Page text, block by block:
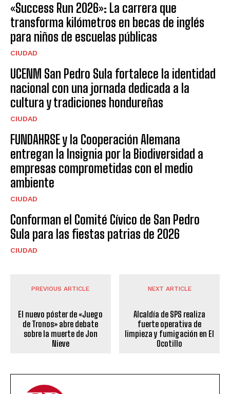
«Success Run 2026»: La carrera que
transforma kilómetros en becas de inglés
para niños de escuelas públicas
CIUDAD
UCENM San Pedro Sula fortalece la identidad
nacional con una jornada dedicada a la
cultura y tradiciones hondureñas
CIUDAD
FUNDAHRSE y la Cooperación Alemana
entregan la Insignia por la Biodiversidad a
empresas comprometidas con el medio
ambiente
CIUDAD
Conforman el Comité Cívico de San Pedro
Sula para las fiestas patrias de 2026
CIUDAD
PREVIOUS ARTICLE
El nuevo póster de «Juego
de Tronos» abre debate
sobre la muerte de Jon
Nieve
NEXT ARTICLE
Alcaldía de SPS realiza
fuerte operativa de
limpieza y fumigación en El
Ocotillo